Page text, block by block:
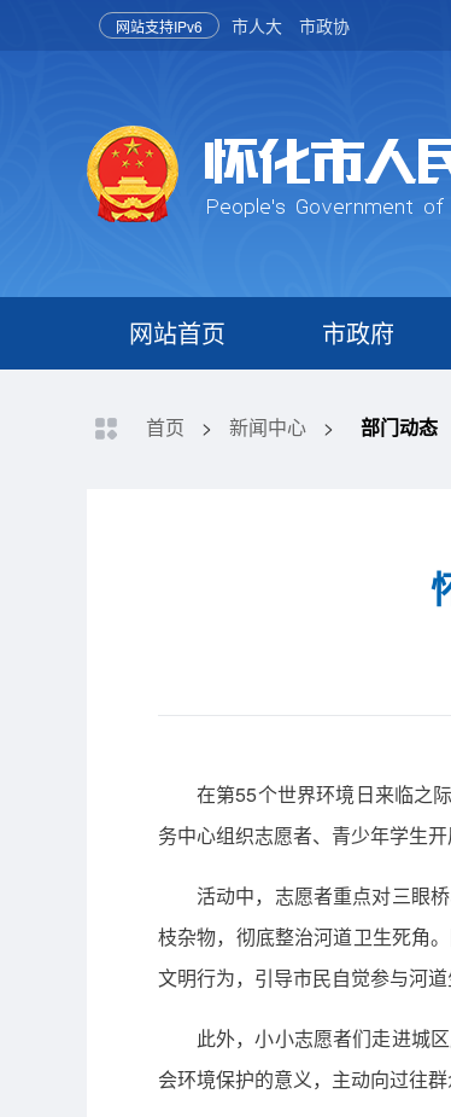
网站支持IPv6 市人大 市政协
网站首页 市政府
首页 > 新闻中心 > 部门动态
在第55个世界环境日来临之
务中心组织志愿者、青少年学生
活动中，志愿者重点对三眼
枝杂物，彻底整治河道卫生死角
文明行为，引导市民自觉参与河道
此外，小小志愿者们走进城
会环境保护的意义，主动向过往